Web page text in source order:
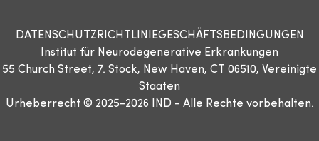
DATENSCHUTZRICHTLINIEGESCHÄFTSBEDINGUNGEN
Institut für Neurodegenerative Erkrankungen
55 Church Street, 7. Stock, New Haven, CT 06510, Vereinigte
Staaten
Urheberrecht © 2025-2026 IND - Alle Rechte vorbehalten.